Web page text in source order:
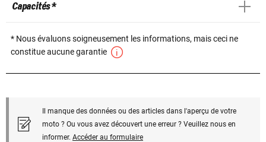
Capacités *
* Nous évaluons soigneusement les informations, mais ceci ne
constitue aucune garantie
Il manque des données ou des articles dans l'aperçu de votre
moto ? Ou vous avez découvert une erreur ? Veuillez nous en
informer. Accéder au formulaire